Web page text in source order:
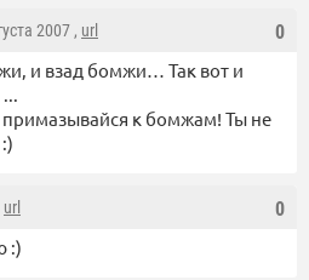
0
2007 , url
и взад бомжи… Так вот и
к бомжам! Ты не
0
url
:)